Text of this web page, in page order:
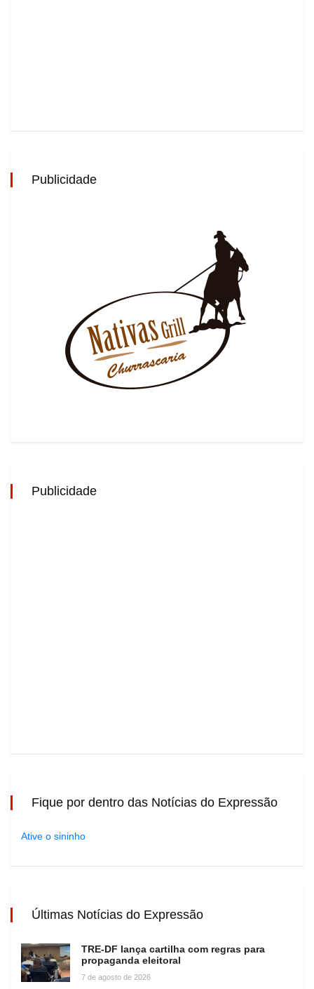
Publicidade
Publicidade
Fique por dentro das Notícias do Expressão
Ative o sininho
Últimas Notícias do Expressão
TRE-DF lança cartilha com regras para
propaganda eleitoral
7 de agosto de 2026